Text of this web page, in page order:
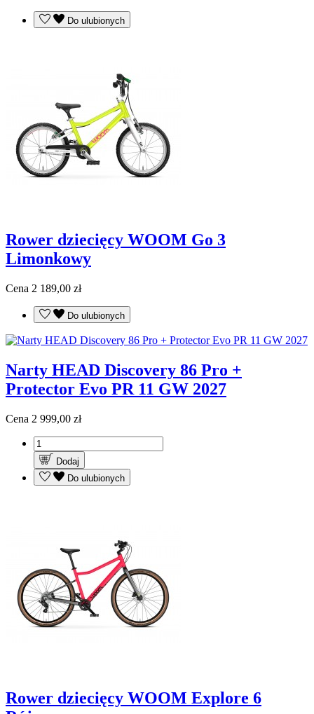
Do ulubionych
Rower dziecięcy WOOM Go 3
Limonkowy
Cena 2 189,00 zł
Do ulubionych
Narty HEAD Discovery 86 Pro +
Protector Evo PR 11 GW 2027
Cena 2 999,00 zł
Dodaj
Do ulubionych
Rower dziecięcy WOOM Explore 6